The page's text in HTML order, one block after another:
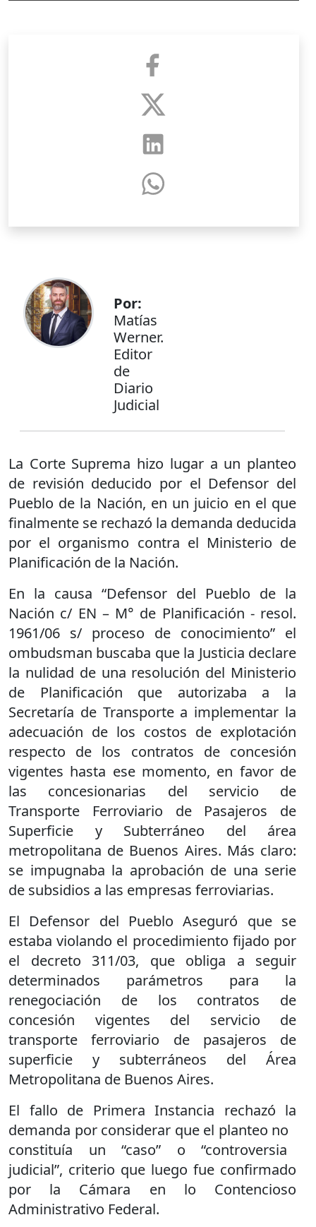
Por:
Matías
Werner.
Editor
de
Diario
Judicial
La Corte Suprema hizo lugar a un planteo
de revisión deducido por el Defensor del
Pueblo de la Nación, en un juicio en el que
finalmente se rechazó la demanda deducida
por el organismo contra el Ministerio de
Planificación de la Nación.
En la causa “Defensor del Pueblo de la
Nación c/ EN – M° de Planificación - resol.
1961/06 s/ proceso de conocimiento” el
ombudsman buscaba que la Justicia declare
la nulidad de una resolución del Ministerio
de Planificación que autorizaba a la
Secretaría de Transporte a implementar la
adecuación de los costos de explotación
respecto de los contratos de concesión
vigentes hasta ese momento, en favor de
las concesionarias del servicio de
Transporte Ferroviario de Pasajeros de
Superficie y Subterráneo del área
metropolitana de Buenos Aires. Más claro:
se impugnaba la aprobación de una serie
de subsidios a las empresas ferroviarias.
El Defensor del Pueblo Aseguró que se
estaba violando el procedimiento fijado por
el decreto 311/03, que obliga a seguir
determinados parámetros para la
renegociación de los contratos de
concesión vigentes del servicio de
transporte ferroviario de pasajeros de
superficie y subterráneos del Área
Metropolitana de Buenos Aires.
El fallo de Primera Instancia rechazó la
demanda por considerar que el planteo no
constituía un “caso” o “controversia
judicial”, criterio que luego fue confirmado
por la Cámara en lo Contencioso
Administrativo Federal.